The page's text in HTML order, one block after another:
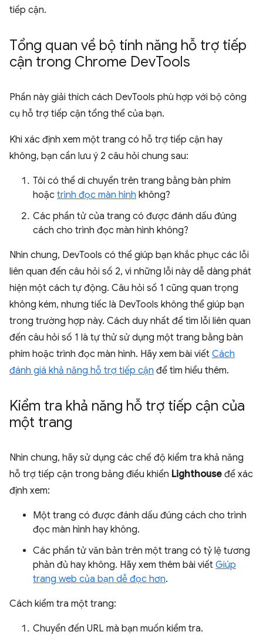
tiếp cận.
Tổng quan về bộ tính năng hỗ trợ tiếp
cận trong Chrome DevTools
Phần này giải thích cách DevTools phù hợp với bộ công
cụ hỗ trợ tiếp cận tổng thể của bạn.
Khi xác định xem một trang có hỗ trợ tiếp cận hay
không, bạn cần lưu ý 2 câu hỏi chung sau:
Tôi có thể di chuyển trên trang bằng bàn phím
hoặc trình đọc màn hình không?
Các phần tử của trang có được đánh dấu đúng
cách cho trình đọc màn hình không?
Nhìn chung, DevTools có thể giúp bạn khắc phục các lỗi
liên quan đến câu hỏi số 2, vì những lỗi này dễ dàng phát
hiện một cách tự động. Câu hỏi số 1 cũng quan trọng
không kém, nhưng tiếc là DevTools không thể giúp bạn
trong trường hợp này. Cách duy nhất để tìm lỗi liên quan
đến câu hỏi số 1 là tự thử sử dụng một trang bằng bàn
phím hoặc trình đọc màn hình. Hãy xem bài viết Cách
đánh giá khả năng hỗ trợ tiếp cận để tìm hiểu thêm.
Kiểm tra khả năng hỗ trợ tiếp cận của
một trang
Nhìn chung, hãy sử dụng các chế độ kiểm tra khả năng
hỗ trợ tiếp cận trong bảng điều khiển Lighthouse để xác
định xem:
Một trang có được đánh dấu đúng cách cho trình
đọc màn hình hay không.
Các phần tử văn bản trên một trang có tỷ lệ tương
phản đủ hay không. Hãy xem thêm bài viết Giúp
trang web của bạn dễ đọc hơn.
Cách kiểm tra một trang:
Chuyển đến URL mà bạn muốn kiểm tra.